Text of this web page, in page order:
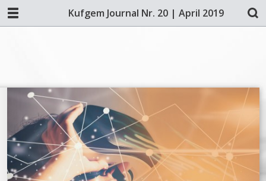
Kufgem Journal Nr. 20 | April 2019